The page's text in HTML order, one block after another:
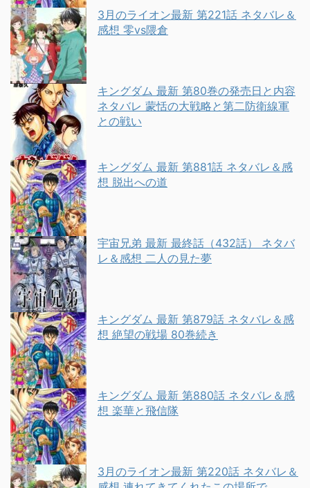
3月のライオン最新 第221話 ネタバレ＆
感想 零vs隈倉
キングダム 最新 第80巻の発売日と内容
ネタバレ 蒙恬の大戦略と第二防衛線軍
との戦い
キングダム 最新 第881話 ネタバレ＆感
想 脱出への道
宇宙兄弟 最新 最終話（432話） ネタバ
レ＆感想 二人の見た夢
キングダム 最新 第879話 ネタバレ＆感
想 絶望の戦場 80巻続き
キングダム 最新 第880話 ネタバレ＆感
想 楽華と飛信隊
3月のライオン最新 第220話 ネタバレ＆